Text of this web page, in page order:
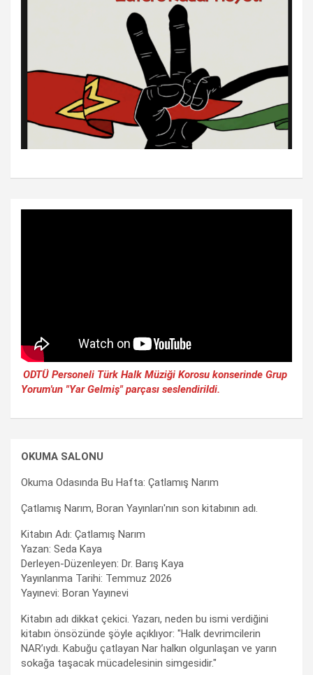
ODTÜ Personeli Türk Halk Müziği Korosu konserinde Grup
Yorum'un "Yar Gelmiş" parçası seslendirildi.
OKUMA SALONU
Okuma Odasında Bu Hafta: Çatlamış Narım
Çatlamış Narım, Boran Yayınları'nın son kitabının adı.
Kitabın Adı: Çatlamış Narım
Yazan: Seda Kaya
Derleyen-Düzenleyen: Dr. Barış Kaya
Yayınlanma Tarihi: Temmuz 2026
Yayınevi: Boran Yayınevi
Kitabın adı dikkat çekici. Yazarı, neden bu ismi verdiğini
kitabın önsözünde şöyle açıklıyor: "Halk devrimcilerin
NAR’ıydı. Kabuğu çatlayan Nar halkın olgunlaşan ve yarın
sokağa taşacak mücadelesinin simgesidir."